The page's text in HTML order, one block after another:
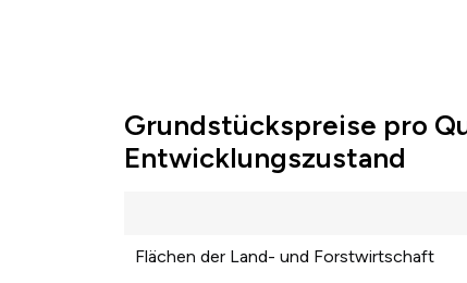
Grundstückspreise pro
Entwicklungszustand
Flächen der Land- und Forstwirtschaft